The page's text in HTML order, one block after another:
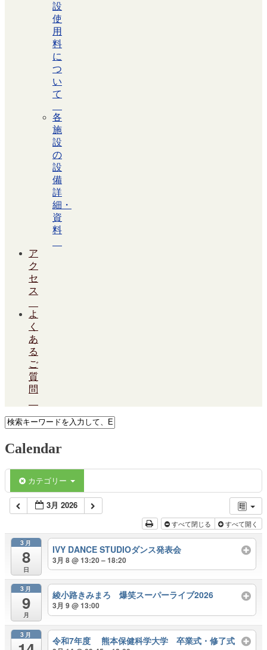
設
使
用
料
に
つ
い
て
各
施
設
の
設
備
詳
細・
資
料
ア
ク
セ
ス
よ
く
あ
る
ご
質
問
Calendar
カテゴリー
3月 2026
すべて閉じる すべて開く
3月
8
日
IVY DANCE STUDIOダンス発表会
3月 8 @ 13:20 – 18:20
3月
9
月
綾小路きみまろ 爆笑スーパーライブ2026
3月 9 @ 13:00
3月
令和7年度 熊本保健科学大学 卒業式・修了式